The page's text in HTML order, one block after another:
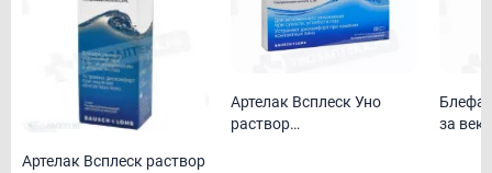
Артелак Всплеск раствор
Артелак Всплеск Уно
раствор
за